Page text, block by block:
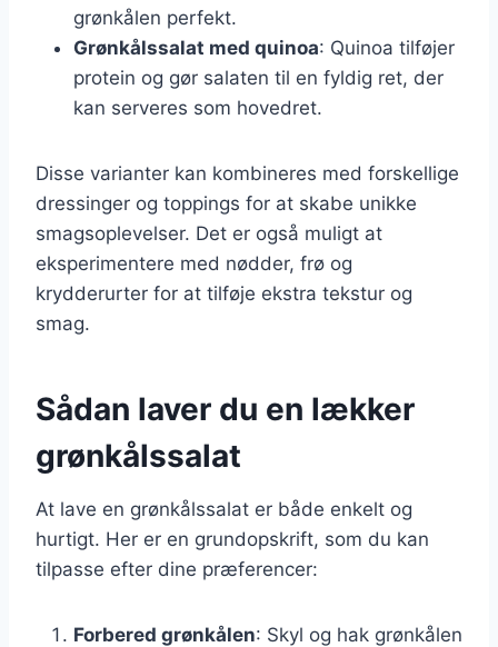
grønkålen perfekt.
Grønkålssalat med quinoa: Quinoa tilføjer
protein og gør salaten til en fyldig ret, der
kan serveres som hovedret.
Disse varianter kan kombineres med forskellige
dressinger og toppings for at skabe unikke
smagsoplevelser. Det er også muligt at
eksperimentere med nødder, frø og
krydderurter for at tilføje ekstra tekstur og
smag.
Sådan laver du en lækker
grønkålssalat
At lave en grønkålssalat er både enkelt og
hurtigt. Her er en grundopskrift, som du kan
tilpasse efter dine præferencer:
Forbered grønkålen: Skyl og hak grønkålen